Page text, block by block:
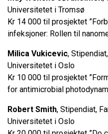
Universitetet i Tromsø
Kr 14 000 til prosjektet
infeksjoner: Rollen til
Milica Vukicevic,
Universitetet i Oslo
Kr 10 000 til prosjektet
for antimicrobial
Robert Smith, Stipendiat,
Universitetet i Oslo